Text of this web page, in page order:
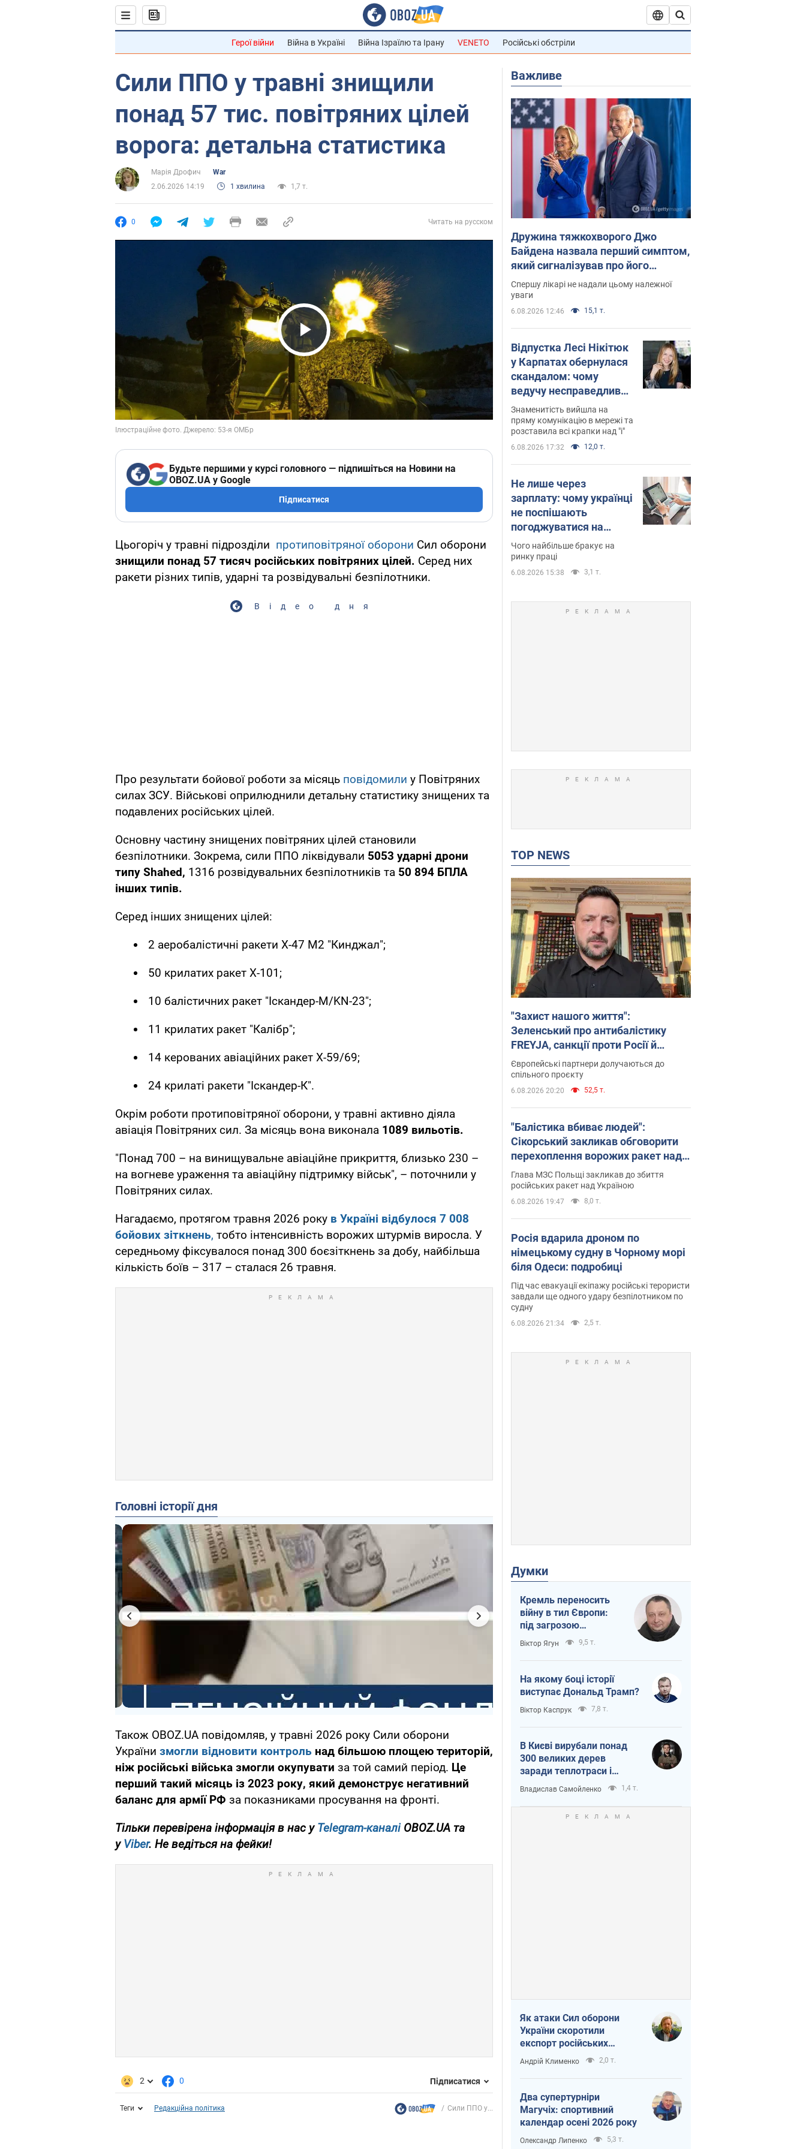
Герої війни Війна в Україні Війна Ізраїлю та Ірану VENETO Російські обстріли
Сили ППО у травні знищили
понад 57 тис. повітряних цілей
ворога: детальна статистика
Марія Дрофич
War
2.06.2026 14:19
1 хвилина 1,7 т.
0 Читать на русском
Play Video
Будьте першими у курсі головного — підпишіться на Новини на
OBOZ.UA у Google
Підписатися
Цьогоріч у травні підрозділи протиповітряної оборони Сил оборони
знищили понад 57 тисяч російських повітряних цілей. Серед них
ракети різних типів, ударні та розвідувальні безпілотники.
Відео дня
Про результати бойової роботи за місяць повідомили у Повітряних
силах ЗСУ. Військові оприлюднили детальну статистику знищених та
подавлених російських цілей.
Основну частину знищених повітряних цілей становили
безпілотники. Зокрема, сили ППО ліквідували 5053 ударні дрони
типу Shahed, 1316 розвідувальних безпілотників та 50 894 БПЛА
інших типів.
Серед інших знищених цілей:
2 аеробалістичні ракети Х-47 М2 "Кинджал";
50 крилатих ракет Х-101;
10 балістичних ракет "Іскандер-М/KN-23";
11 крилатих ракет "Калібр";
14 керованих авіаційних ракет Х-59/69;
24 крилаті ракети "Іскандер-К".
Окрім роботи протиповітряної оборони, у травні активно діяла
авіація Повітряних сил. За місяць вона виконала 1089 вильотів.
"Понад 700 – на винищувальне авіаційне прикриття, близько 230 –
на вогневе ураження та авіаційну підтримку військ", – поточнили у
Повітряних силах.
Нагадаємо, протягом травня 2026 року в Україні відбулося 7 008
бойових зіткнень, тобто інтенсивність ворожих штурмів виросла. У
середньому фіксувалося понад 300 боєзіткнень за добу, найбільша
кількість боїв – 317 – сталася 26 травня.
Головні історії дня
Також OBOZ.UA повідомляв, у травні 2026 року Сили оборони
України змогли відновити контроль над більшою площею територій,
ніж російські війська змогли окупувати за той самий період. Це
перший такий місяць із 2023 року, який демонструє негативний
баланс для армії РФ за показниками просування на фронті.
Тільки перевірена інформація в нас уTelegram-каналіOBOZ.UA та
уViber. Не ведіться на фейки!
2 0 Підписатися
Теги Редакційна політика Сили ППО у...
Важливе
Дружина тяжкохворого Джо
Байдена назвала перший симптом,
який сигналізував про його
"агресивний" рак
Спершу лікарі не надали цьому належної
уваги
6.08.2026 12:46 15,1 т.
Відпустка Лесі Нікітюк
у Карпатах обернулася
скандалом: чому
ведучу несправедливо
захейтили
Знаменитість вийшла на
пряму комунікацію в мережі та
розставила всі крапки над "і"
6.08.2026 17:32 12,0 т.
Не лише через
зарплату: чому українці
не поспішають
погоджуватися на
вакансії
Чого найбільше бракує на
ринку праці
6.08.2026 15:38 3,1 т.
TOP NEWS
"Захист нашого життя":
Зеленський про антибалістику
FREYJA, санкції проти Росії й
підтримку аграріїв. Відео
Європейські партнери долучаються до
спільного проєкту
6.08.2026 20:20 52,5 т.
"Балістика вбиває людей":
Сікорський закликав обговорити
перехоплення ворожих ракет над
Україною
Глава МЗС Польщі закликав до збиття
російських ракет над Україною
6.08.2026 19:47 8,0 т.
Росія вдарила дроном по
німецькому судну в Чорному морі
біля Одеси: подробиці
Під час евакуації екіпажу російські терористи
завдали ще одного удару безпілотником по
судну
6.08.2026 21:34 2,5 т.
Думки
Кремль переносить
війну в тил Європи:
під загрозою
критична логістика
Віктор Ягун 9,5 т.
На якому боці історії
виступає Дональд Трамп?
Віктор Каспрук 7,8 т.
В Києві вирубали понад
300 великих дерев
заради теплотраси і
всупереч Генплану
Владислав Самойленко 1,4 т.
Як атаки Сил оборони
України скоротили
експорт російських
нафтопродуктів
Андрій Клименко 2,0 т.
Два супертурніри
Магучіх: спортивний
календар осені 2026 року
Олександр Липенко 5,3 т.